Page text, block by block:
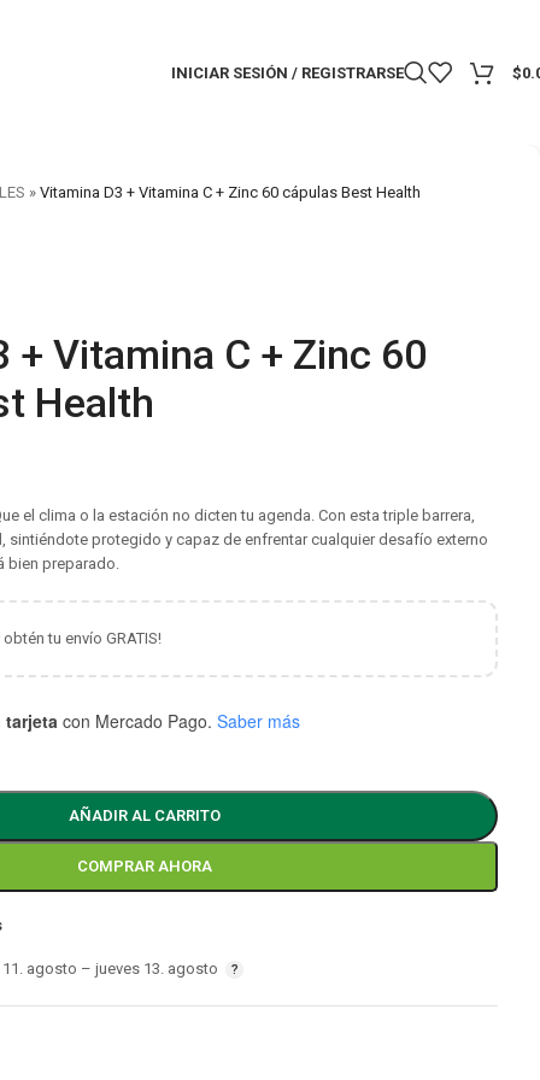
INICIAR SESIÓN / REGISTRARSE $
» Vitamina D3 + Vitamina C + Zinc 60 cápulas Best Health
+ Vitamina C + Zinc 60
Health
el clima o la estación no dicten tu agenda. Con esta triple barrera,
sintiéndote protegido y capaz de enfrentar cualquier desafío externo
bien preparado.
tu envío GRATIS!
tarjeta con Mercado Pago. Saber más
AÑADIR AL CARRITO
COMPRAR AHORA
agosto – jueves 13. agosto